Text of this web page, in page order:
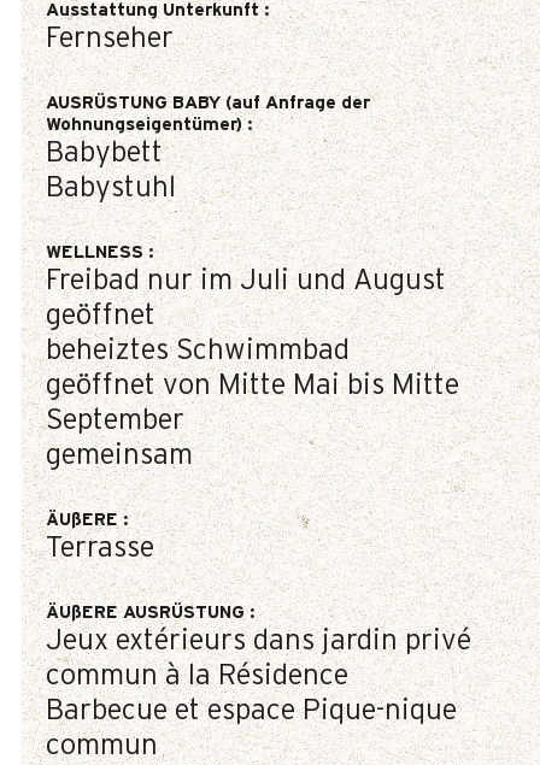
Ausstattung Unterkunft:
Fernseher
AUSRÜSTUNG BABY (auf Anfrage der
Wohnungseigentümer):
Babybett
Babystuhl
WELLNESS:
Freibad nur im Juli und August
geöffnet
beheiztes Schwimmbad
geöffnet von Mitte Mai bis Mitte
September
gemeinsam
ÄUßERE:
Terrasse
ÄUßERE AUSRÜSTUNG:
Jeux extérieurs dans jardin privé
commun à la Résidence
Barbecue et espace Pique-nique
commun